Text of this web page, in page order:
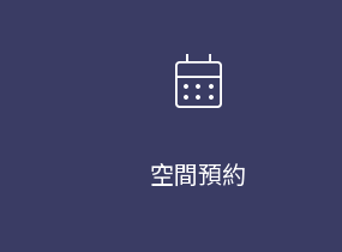
calendar_month
空間預約